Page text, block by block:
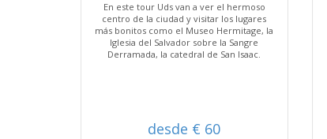
En este tour Uds van a ver el hermoso
centro de la ciudad y visitar los lugares
más bonitos como el Museo Hermitage, la
Iglesia del Salvador sobre la Sangre
Derramada, la catedral de San Isaac.
desde € 60